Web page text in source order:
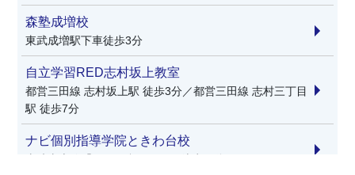
森塾成増校
東武成増駅下車徒歩3分
自立学習RED志村坂上教室
都営三田線 志村坂上駅 徒歩3分／都営三田線 志村三丁目
駅 徒歩7分
ナビ個別指導学院ときわ台校